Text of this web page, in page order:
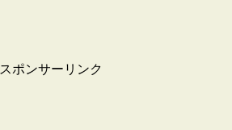
スポンサーリンク